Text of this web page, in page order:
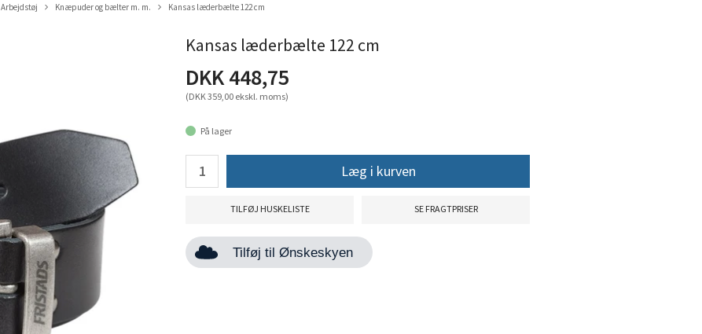
Arbejdstøj Knæpuder og bælter m. m. Kansas læderbælte 122 cm
Kansas læderbælte 122 cm
DKK 448,75
(DKK 359,00 ekskl. moms)
På lager
Læg i kurven
TILFØJ HUSKELISTE SE FRAGTPRISER
Tilføj til Ønskeskyen